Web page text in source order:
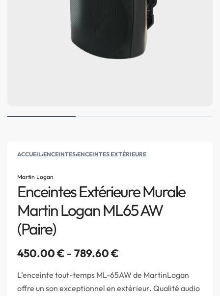
ACCUEIL›ENCEINTES›ENCEINTES EXTÉRIEURE
Martin Logan
Enceintes Extérieure Murale
Martin Logan ML65 AW
(Paire)
450.00€ 789.60€
L’enceinte tout-temps ML-65AW de MartinLogan
offre un son exceptionnel en extérieur. Qualité audio